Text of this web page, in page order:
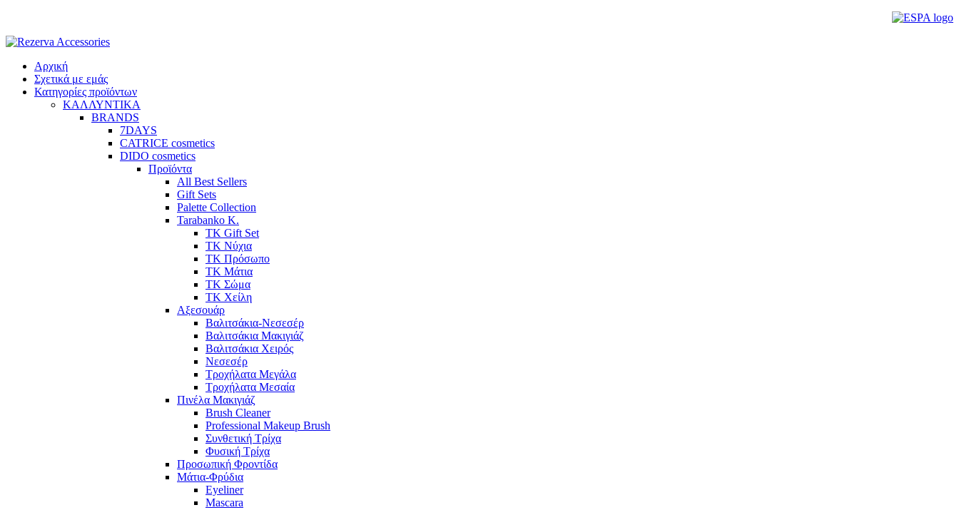
content
Αρχική
Σχετικά με εμάς
Κατηγορίες προϊόντων
ΚΑΛΛΥΝΤΙΚΑ
BRANDS
7DAYS
CATRICE cosmetics
DIDO cosmetics
Προϊόντα
All Best Sellers
Gift Sets
Palette Collection
Tarabanko K.
TK Gift Set
TK Νύχια
TK Πρόσωπο
ΤΚ Μάτια
ΤΚ Σώμα
ΤΚ Χείλη
Αξεσουάρ
Βαλιτσάκια-Νεσεσέρ
Βαλιτσάκια Μακιγιάζ
Βαλιτσάκια Χειρός
Νεσεσέρ
Τροχήλατα Μεγάλα
Τροχήλατα Μεσαία
Πινέλα Μακιγιάζ
Brush Cleaner
Professional Makeup Brush
Συνθετική Τρίχα
Φυσική Τρίχα
Προσωπική Φροντίδα
Μάτια-Φρύδια
Eyeliner
Mascara